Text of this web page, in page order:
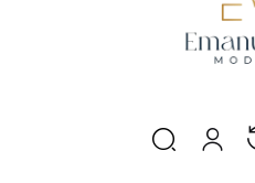
Remember me